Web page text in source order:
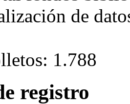
de
1.788
registro